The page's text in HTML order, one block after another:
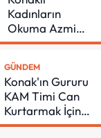
Kadınların
Okuma Azmi
Örnek Oldu
GÜNDEM
Konak'ın Gururu
KAM Timi Can
Kurtarmak İçin
Demir Aldı